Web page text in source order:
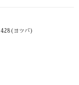
428(ヨツバ)